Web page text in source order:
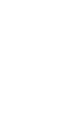
d'oie 🪿